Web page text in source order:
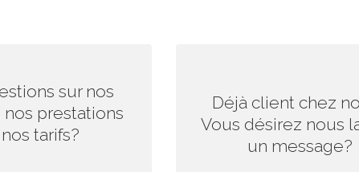
sur nos
nos prestations
tarifs?
un maximum de
Déjà client chez
Vous désirez nous
un message?
CONTACT
Nous vous répondrons au plus
vous servir. Votre satisfaction est